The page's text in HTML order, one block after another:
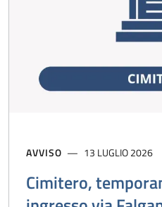
AVVISO 13 LUGLIO 2026
Cimitero,